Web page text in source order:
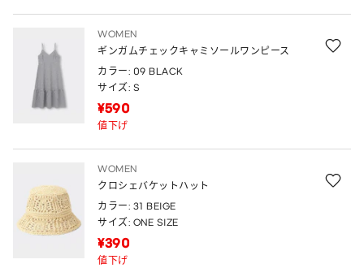
WOMEN
ギンガムチェックキャミソールワンピース
カラー: 09 BLACK
サイズ: S
¥590
値下げ
WOMEN
クロシェバケットハット
カラー: 31 BEIGE
サイズ: ONE SIZE
¥390
値下げ